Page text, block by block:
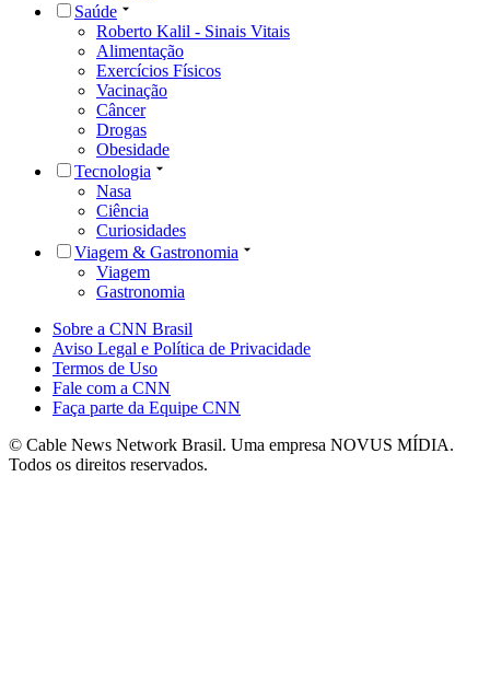
Saúde
Roberto Kalil - Sinais Vitais
Alimentação
Exercícios Físicos
Vacinação
Câncer
Drogas
Obesidade
Tecnologia
Nasa
Ciência
Curiosidades
Viagem & Gastronomia
Viagem
Gastronomia
Sobre a CNN Brasil
Aviso Legal e Política de Privacidade
Termos de Uso
Fale com a CNN
Faça parte da Equipe CNN
© Cable News Network Brasil. Uma empresa NOVUS MÍDIA.
Todos os direitos reservados.